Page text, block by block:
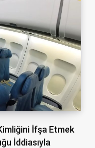
İfşa Etmek
İddiasıyla